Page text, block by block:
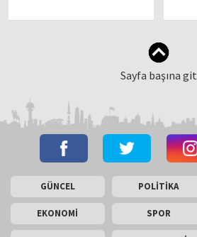
Sayfa başına git
GÜNCEL POLİTİKA
EKONOMİ SPOR